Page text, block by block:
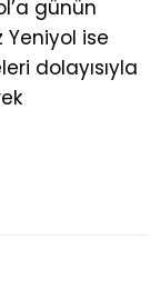
günün
Yeniyol ise
dolayısıyla